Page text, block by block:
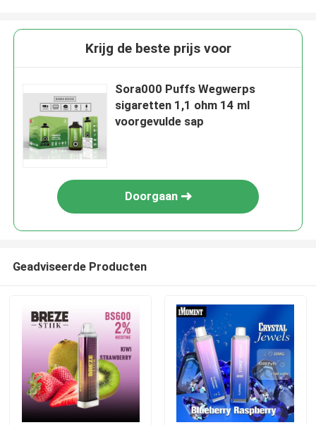
Krijg de beste prijs voor
Sora000 Puffs Wegwerps
sigaretten 1,1 ohm 14 ml
voorgevulde sap
Doorgaan
Geadviseerde Producten